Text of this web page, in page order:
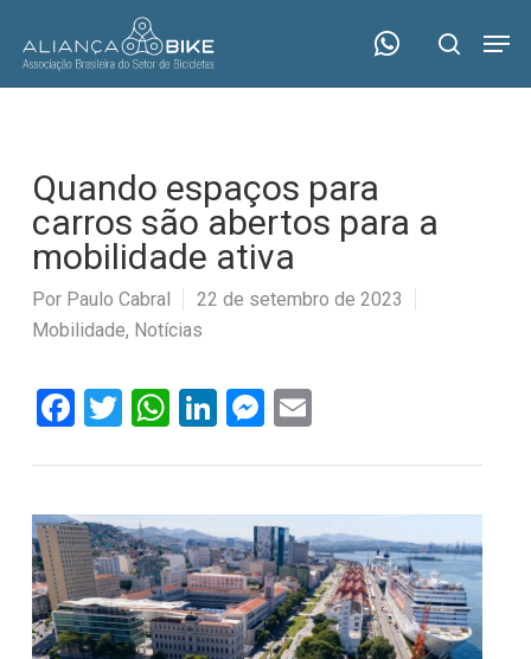
main
search
Quando espaços para
carros são abertos para a
mobilidade ativa
Por Paulo Cabral
22 de setembro de 2023
Mobilidade, Notícias
Facebook
Twitter
WhatsApp
LinkedIn
Messenger
Email